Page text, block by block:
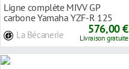
Ligne complète MIVV GP
carbone Yamaha YZF-R 125
La Bécanerie 576,00 €
Livraison gratuite